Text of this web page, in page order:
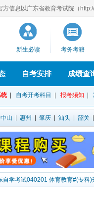
方信息以广东省教育考试院（
新生必读 考务考籍
自考安排 成绩查
统 自考开考科目 报考须知
中山 惠州 肇庆 汕头 韶关
自学考试040201 体育教育#(专科)